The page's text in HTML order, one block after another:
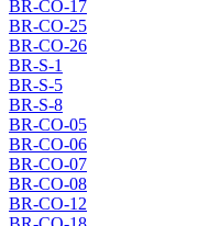
BR-CO-17
BR-CO-25
BR-CO-26
BR-S-1
BR-S-5
BR-S-8
BR-CO-05
BR-CO-06
BR-CO-07
BR-CO-08
BR-CO-12